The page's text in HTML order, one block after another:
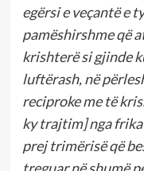
egërsi e veçantë e
pamëshirshme që
krishterë si gjinde
luftërash, në
reciproke me të
ky trajtim] nga frika
prej trimërisë që